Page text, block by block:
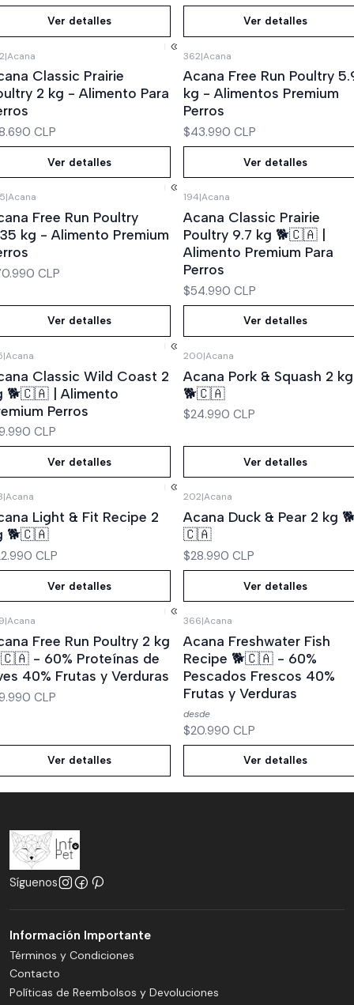
Ver detalles Ver detalles
Agotado
|Acana
Classic Prairie
2 kg - Alimento Para
CLP
Ver detalles
Agotado
362|Acana
Acana Free Run Poultry
kg - Alimentos Premium
Perros
$43.990 CLP
Ver detalles
Agotado
|Acana
Free Run Poultry
kg - Alimento Premium
CLP
Ver detalles
Agotado
194|Acana
Acana Classic Prairie
Poultry 9.7 kg 🐕🇨🇦 |
Alimento Premium Para
Perros
$54.990 CLP
Ver detalles
Agotado
|Acana
Classic Wild Coast 2
🐕🇨🇦 | Alimento
Perros
CLP
Ver detalles
Agotado
200|Acana
Acana Pork & Squash 2 kg
🐕🇨🇦
$24.990 CLP
Ver detalles
Agotado
|Acana
Light & Fit Recipe 2
🐕🇨🇦
CLP
Ver detalles
Agotado
202|Acana
Acana Duck & Pear 2 kg
🇨🇦
$28.990 CLP
Ver detalles
Agotado
|Acana
Free Run Poultry 2 kg
- 60% Proteínas de
40% Frutas y Verduras
CLP
Ver detalles
Agotado
366|Acana
Acana Freshwater Fish
Recipe 🐕🇨🇦 - 60%
Pescados Frescos 40%
Frutas y Verduras
desde
$20.990 CLP
Ver detalles
Síguenos
Información Importante
Términos y Condiciones
Contacto
Políticas de Reembolsos y Devoluciones